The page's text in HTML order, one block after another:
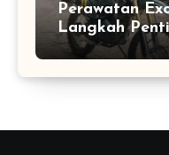
Perawatan
Langkah
Kelancaran